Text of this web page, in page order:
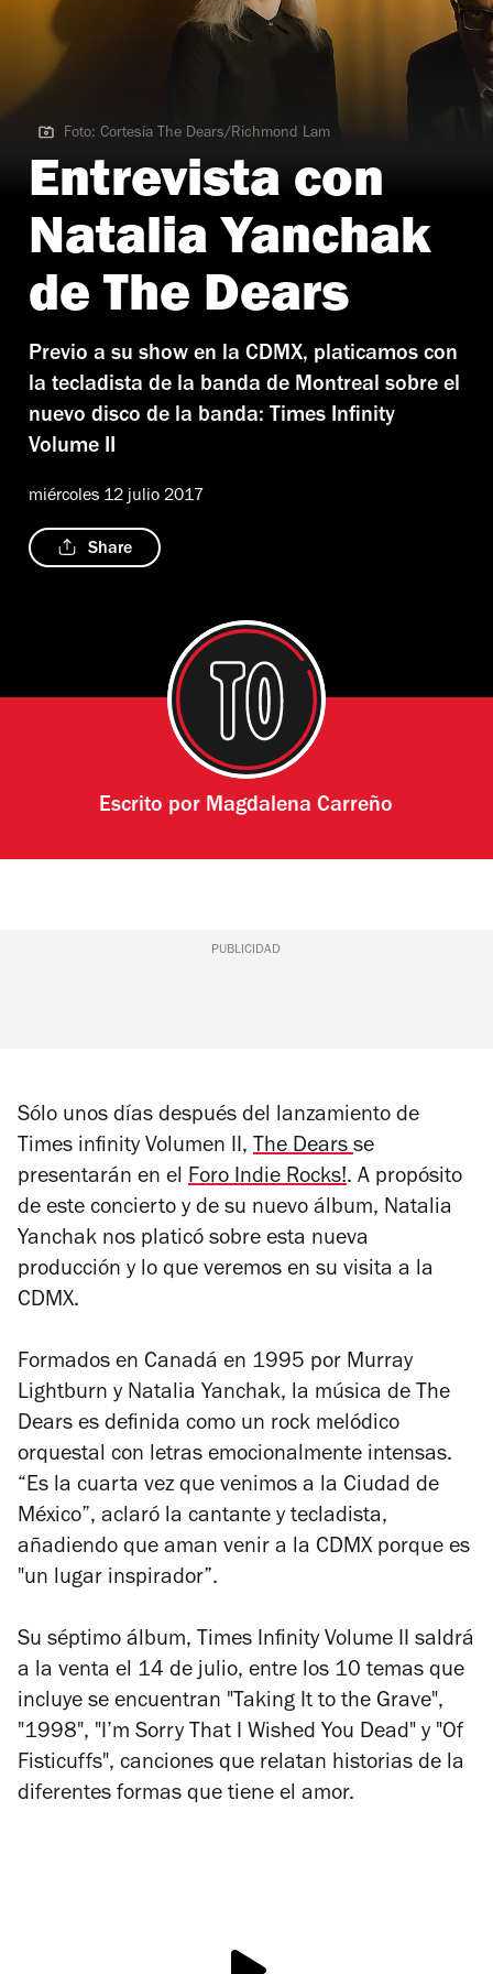
Foto: Cortesía The Dears/Richmond Lam
Foto: Cortesía The Dears/Richmond Lam
Entrevista con
Natalia Yanchak
de The Dears
Previo a su show en la CDMX, platicamos con
la tecladista de la banda de Montreal sobre el
nuevo disco de la banda: Times Infinity
Volume II
miércoles 12 julio 2017
Share
Escrito por Magdalena Carreño
PUBLICIDAD
Sólo unos días después del lanzamiento de
Times infinity Volumen II, The Dearsse
presentarán en el Foro Indie Rocks!. A propósito
de este concierto y de su nuevo álbum, Natalia
Yanchak nos platicó sobre esta nueva
producción y lo que veremos en su visita a la
CDMX.
Formados en Canadá en 1995 por Murray
Lightburn y Natalia Yanchak, la música de The
Dears es definida como un rock melódico
orquestal con letras emocionalmente intensas.
“Es la cuarta vez que venimos a la Ciudad de
México”, aclaró la cantante y tecladista,
añadiendo que aman venir a la CDMX porque es
"un lugar inspirador”.
Su séptimo álbum, Times Infinity Volume II saldrá
a la venta el 14 de julio, entre los 10 temas que
incluye se encuentran "Taking It to the Grave",
"1998", "I’m Sorry That I Wished You Dead" y "Of
Fisticuffs", canciones que relatan historias de la
diferentes formas que tiene el amor.